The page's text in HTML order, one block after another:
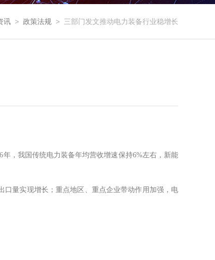
讯 > 政策法规 > 三部门发文推动电力装备行业稳增长
，我国传统电力装备年均营收增速保持6%左右，新能
口量实现增长；重点地区、重点企业带动作用加强，电